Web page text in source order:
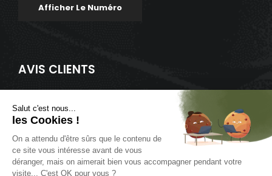
Afficher Le Numéro
AVIS CLIENTS